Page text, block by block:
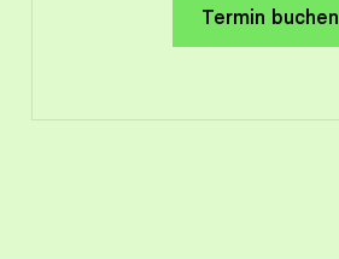
Termin buchen